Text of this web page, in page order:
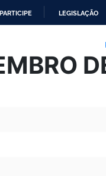
PARTICIPE LEGISLAÇÃO